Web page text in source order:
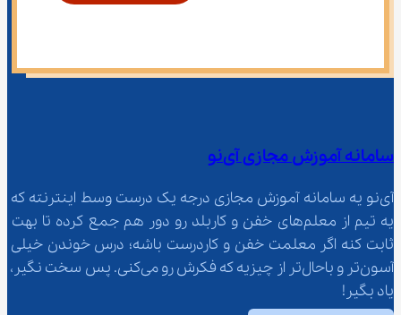
سامانه آموزش مجازی آی‌نو
آی‌نو یه سامانه آموزش مجازی درجه یک درست وسط اینترنته که
یه تیم از معلم‌‌های خفن و کاربلد رو دور هم جمع کرده تا بهت
ثابت کنه اگر معلمت خفن و کاردرست باشه؛ درس خوندن خیلی
آسون‌تر و باحال‌تر از چیزیه که فکرش رو می‌کنی. پس سخت نگیر،
یاد بگیر!